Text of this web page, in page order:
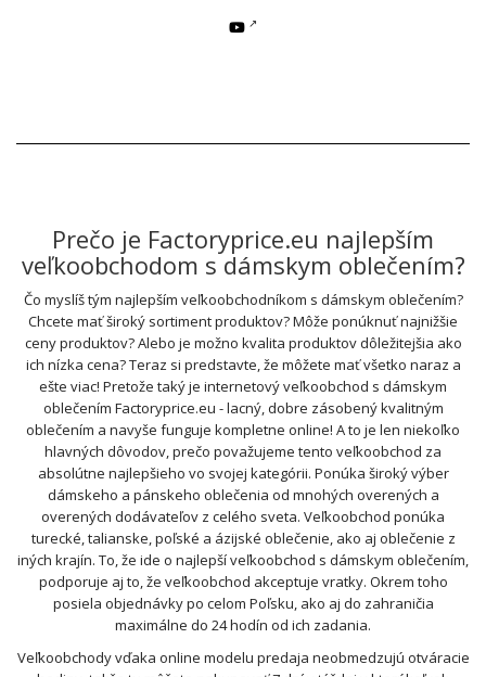
Prečo je Factoryprice.eu najlepším
veľkoobchodom s dámskym oblečením?
Čo myslíš tým najlepším veľkoobchodníkom s dámskym oblečením?
Chcete mať široký sortiment produktov? Môže ponúknuť najnižšie
ceny produktov? Alebo je možno kvalita produktov dôležitejšia ako
ich nízka cena? Teraz si predstavte, že môžete mať všetko naraz a
ešte viac! Pretože taký je internetový veľkoobchod s dámskym
oblečením Factoryprice.eu - lacný, dobre zásobený kvalitným
oblečením a navyše funguje kompletne online! A to je len niekoľko
hlavných dôvodov, prečo považujeme tento veľkoobchod za
absolútne najlepšieho vo svojej kategórii. Ponúka široký výber
dámskeho a pánskeho oblečenia od mnohých overených a
overených dodávateľov z celého sveta. Veľkoobchod ponúka
turecké, talianske, poľské a ázijské oblečenie, ako aj oblečenie z
iných krajín. To, že ide o najlepší veľkoobchod s dámskym oblečením,
podporuje aj to, že veľkoobchod akceptuje vratky. Okrem toho
posiela objednávky po celom Poľsku, ako aj do zahraničia
maximálne do 24 hodín od ich zadania.
Veľkoobchody vďaka online modelu predaja neobmedzujú otváracie